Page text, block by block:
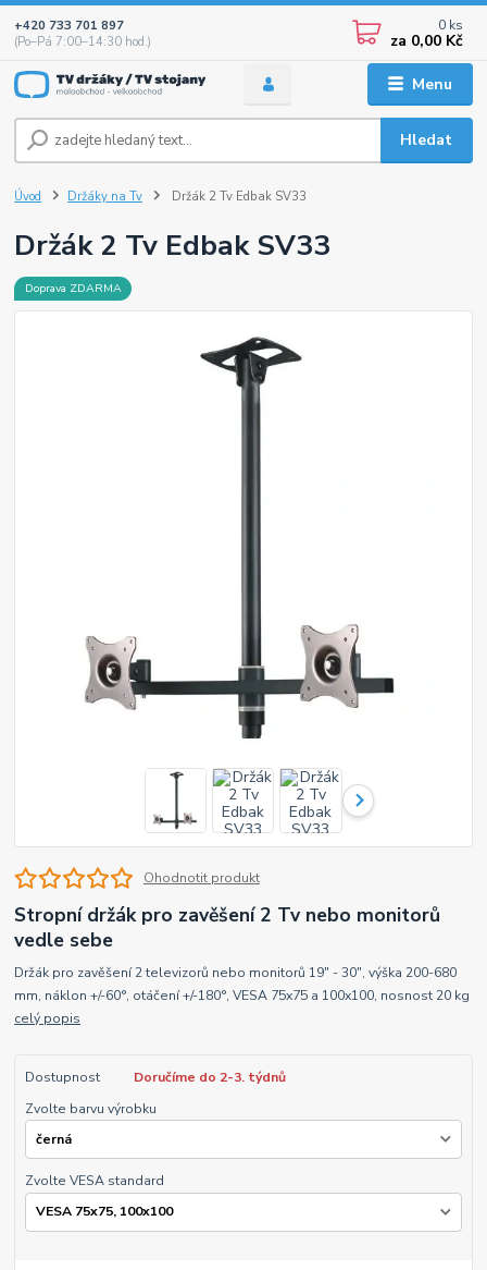
Menu
Hledat
+420 733 701 897
(Po–Pá 7:00–14:30 hod.)
0 ks
za 0,00 Kč
Úvod Držáky na Tv Držák 2 Tv Edbak SV33
Držák 2 Tv Edbak SV33
Doprava ZDARMA
Ohodnotit produkt
Stropní držák pro zavěšení 2 Tv nebo monitorů
vedle sebe
Držák pro zavěšení 2 televizorů nebo monitorů 19" - 30", výška 200-680
mm, náklon +/-60°, otáčení +/-180°, VESA 75x75 a 100x100, nosnost 20 kg
celý popis
Dostupnost
Doručíme do 2-3. týdnů
Zvolte barvu výrobku
Zvolte VESA standard